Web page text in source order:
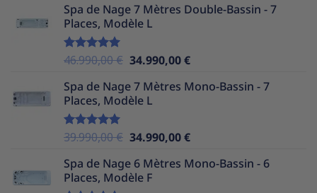
initial
était :
actuel
Spa de Nage 7 Mètres Double-Bassin - 7
Places, Modèle L
Note5.00
46.990,00€ Le
initial
était :
34.990,00€Le
actuel
Spa de Nage 7 Mètres Mono-Bassin - 7
Places, Modèle L
Note5.00
39.990,00€ Le
initial
était :
34.990,00€Le
actuel
Spa de Nage 6 Mètres Mono-Bassin - 6
Places, Modèle F